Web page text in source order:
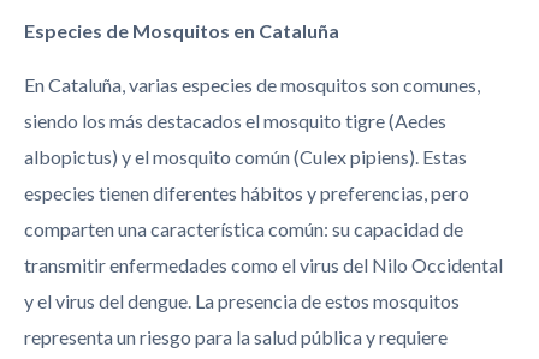
Especies de Mosquitos en Cataluña
En Cataluña, varias especies de mosquitos son comunes,
siendo los más destacados el mosquito tigre (Aedes
albopictus) y el mosquito común (Culex pipiens). Estas
especies tienen diferentes hábitos y preferencias, pero
comparten una característica común: su capacidad de
transmitir enfermedades como el virus del Nilo Occidental
y el virus del dengue. La presencia de estos mosquitos
representa un riesgo para la salud pública y requiere